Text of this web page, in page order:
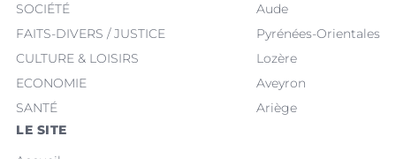
SOCIÉTÉ
FAITS-DIVERS / JUSTICE
CULTURE & LOISIRS
ECONOMIE
SANTÉ
Aude
Pyrénées-Orientales
Lozère
Aveyron
Ariège
LE SITE